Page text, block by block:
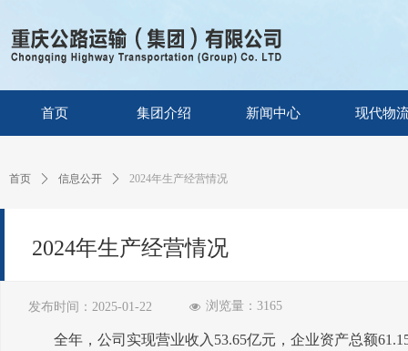
首页 集团介绍 新闻中心 现代物
2024年生产经营情况
发布时间： 2025-01-22
全年，公司实现营业收入53.65亿元，企业资产总额
넶 浏览量： 3165
首页 ꄲ 信息公开 ꄲ 2024年生产经营情况